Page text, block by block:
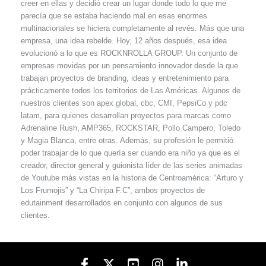
creer en ellas y decidió crear un lugar donde todo lo que me
parecía que se estaba haciendo mal en esas enormes
multinacionales se hiciera completamente al revés. Más que una
empresa, una idea rebelde. Hoy, 12 años después, esa idea
evolucionó a lo que es ROCKNROLLA GROUP. Un conjunto de
empresas movidas por un pensamiento innovador desde la que
trabajan proyectos de branding, ideas y entretenimiento para
prácticamente todos los territorios de Las Américas. Algunos de
nuestros clientes son apex global, cbc, CMI, PepsiCo y pdc
latam, para quienes desarrollan proyectos para marcas como
Adrenaline Rush, AMP365, ROCKSTAR, Pollo Campero, Toledo
y Magia Blanca, entre otras. Además, su profesión le permitió
poder trabajar de lo que quería ser cuando era niño ya que es el
creador, director general y guionista líder de las series animadas
de Youtube más vistas en la historia de Centroamérica: “Arturo y
Los Frumojis” y “La Chiripa F.C”, ambos proyectos de
edutainment desarrollados en conjunto con algunos de sus
clientes.